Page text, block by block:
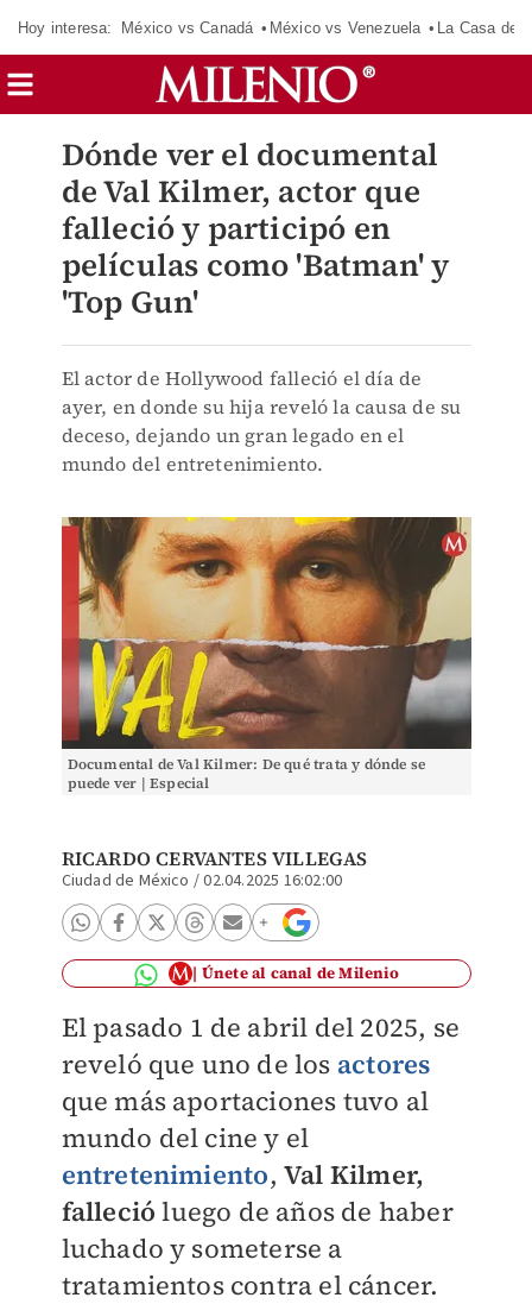
Hoy interesa: México vs Canadá México vs Venezuela La Casa de
Dónde ver el documental
de Val Kilmer, actor que
falleció y participó en
películas como 'Batman' y
'Top Gun'
El actor de Hollywood falleció el día de
ayer, en donde su hija reveló la causa de su
deceso, dejando un gran legado en el
mundo del entretenimiento.
Documental de Val Kilmer: De qué trata y dónde se
puede ver | Especial
RICARDO CERVANTES VILLEGAS
Ciudad de México /02.04.2025 16:02:00
Únete al canal de Milenio
El pasado 1 de abril del 2025, se
reveló que uno de los actores
que más aportaciones tuvo al
mundo del cine y el
entretenimiento, Val Kilmer,
falleció luego de años de haber
luchado y someterse a
tratamientos contra el cáncer.